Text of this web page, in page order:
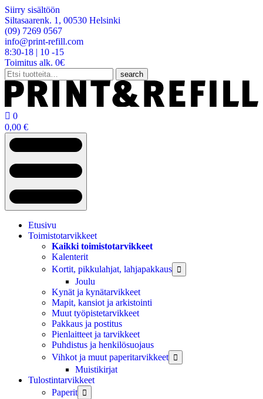
Siirry sisältöön
Siltasaarenk. 1, 00530 Helsinki
(09) 7269 0567
info@print-refill.com
8:30-18 | 10 -15
Toimitus alk. 0€
Etsi:
search
 0
0,00 €
Etusivu
Toimistotarvikkeet
Kaikki toimistotarvikkeet
Kalenterit
Kortit, pikkulahjat, lahjapakkaus

Joulu
Kynät ja kynätarvikkeet
Mapit, kansiot ja arkistointi
Muut työpistetarvikkeet
Pakkaus ja postitus
Pienlaitteet ja tarvikkeet
Puhdistus ja henkilösuojaus
Vihkot ja muut paperitarvikkeet

Muistikirjat
Tulostintarvikkeet
Paperit
